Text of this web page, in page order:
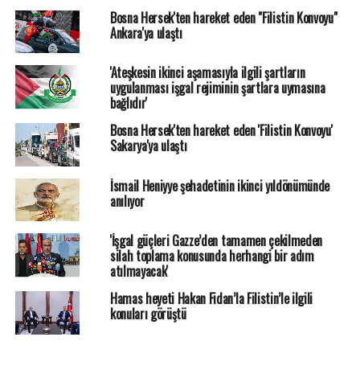
Bosna Hersek'ten hareket eden "Filistin Konvoyu"
Ankara'ya ulaştı
'Ateşkesin ikinci aşamasıyla ilgili şartların
uygulanması işgal rejiminin şartlara uymasına
bağlıdır'
Bosna Hersek'ten hareket eden 'Filistin Konvoyu'
Sakarya'ya ulaştı
İsmail Heniyye şehadetinin ikinci yıldönümünde
anılıyor
'İşgal güçleri Gazze’den tamamen çekilmeden
silah toplama konusunda herhangi bir adım
atılmayacak'
Hamas heyeti Hakan Fidan’la Filistin’le ilgili
konuları görüştü